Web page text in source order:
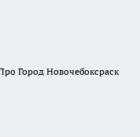
Город Новочебоксраск